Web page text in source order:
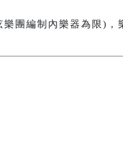
團編制內樂器為限)，